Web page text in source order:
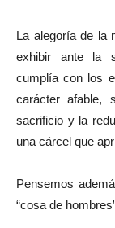
La alegoría de la
exhibir ante la
cumplía con los
carácter afable,
sacrificio y la
una cárcel que
Pensemos
“cosa de